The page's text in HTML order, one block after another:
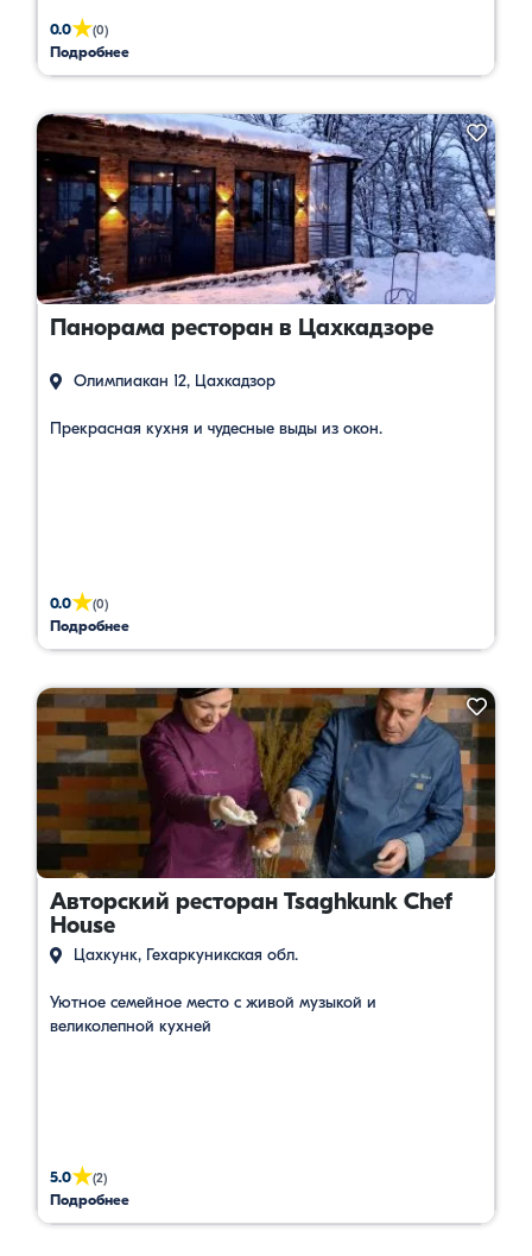
наших гостей: Искреннее гостеприимство. Само
название …
0.0★(0)
Подробнее
Панорама ресторан в Цахкадзоре
Олимпиакан 12, Цахкадзор
Прекрасная кухня и чудесные выды из окон.
0.0★(0)
Подробнее
Авторский ресторан Tsaghkunk Chef
House
Цахкунк, Гехаркуникская обл.
Уютное семейное место с живой музыкой и
великолепной кухней
5.0★(2)
Подробнее